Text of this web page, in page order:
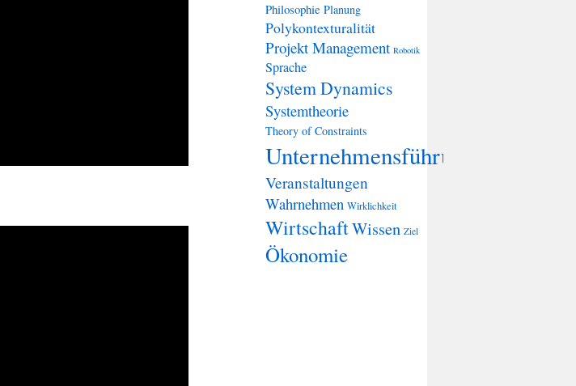
Philosophie Planung
Polykontexturalität
Projekt Management Robotik
Sprache
System Dynamics
Systemtheorie
Theory of Constraints
Unternehmensführung
Veranstaltungen
Wahrnehmen Wirklichkeit
WirtschaftWissen Ziel
Ökonomie